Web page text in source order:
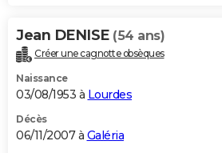
Jean DENISE (54 ans)
Créer une cagnotte obsèques
Naissance
03/08/1953 à Lourdes
Décès
06/11/2007 à Galéria